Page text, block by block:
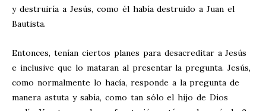
y destruiría a Jesús, como él había destruido a Juan el
Bautista.
Entonces, tenían ciertos planes para desacreditar a Jesús
e inclusive que lo mataran al presentar la pregunta. Jesús,
como normalmente lo hacía, responde a la pregunta de
manera astuta y sabía, como tan sólo el hijo de Dios